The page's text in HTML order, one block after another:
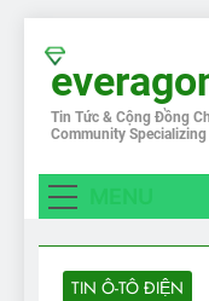
content
Tin Tức & Cộng Đồng
Community
TIN Ô-TÔ ĐIỆN